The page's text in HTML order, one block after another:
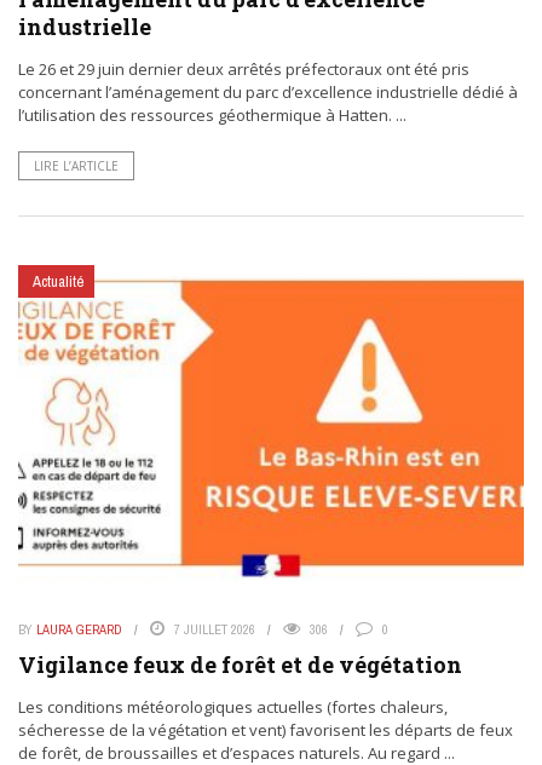
industrielle
Le 26 et 29 juin dernier deux arrêtés préfectoraux ont été pris
concernant l’aménagement du parc d’excellence industrielle dédié à
l’utilisation des ressources géothermique à Hatten. ...
LIRE L’ARTICLE
Actualité
BY LAURA GERARD 7 JUILLET 2026 306 0
Vigilance feux de forêt et de végétation
Les conditions météorologiques actuelles (fortes chaleurs,
sécheresse de la végétation et vent) favorisent les départs de feux
de forêt, de broussailles et d’espaces naturels. Au regard ...